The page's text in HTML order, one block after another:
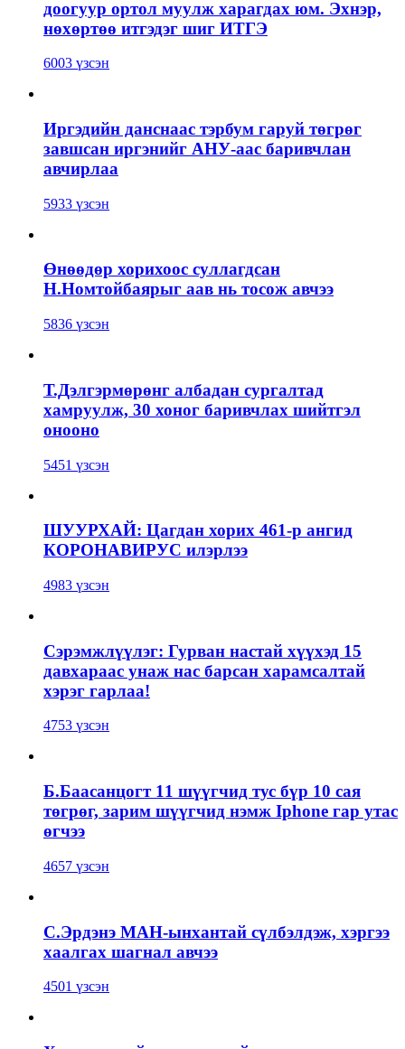
доогуур ортол муулж харагдах юм. Эхнэр,
нөхөртөө итгэдэг шиг ИТГЭ
6003 үзсэн
Иргэдийн данснаас тэрбум гаруй төгрөг
завшсан иргэнийг АНУ-аас баривчлан
авчирлаа
5933 үзсэн
Өнөөдөр хорихоос суллагдсан
Н.Номтойбаярыг аав нь тосож авчээ
5836 үзсэн
Т.Дэлгэрмөрөнг албадан сургалтад
хамруулж, 30 хоног баривчлах шийтгэл
онооно
5451 үзсэн
ШУУРХАЙ: Цагдан хорих 461-р ангид
КОРОНАВИРУС илэрлээ
4983 үзсэн
Сэрэмжлүүлэг: Гурван настай хүүхэд 15
давхараас унаж нас барсан харамсалтай
хэрэг гарлаа!
4753 үзсэн
Б.Баасанцогт 11 шүүгчид тус бүр 10 сая
төгрөг, зарим шүүгчид нэмж Iphone гар утас
өгчээ
4657 үзсэн
С.Эрдэнэ МАН-ынхантай сүлбэлдэж, хэргээ
хаалгах шагнал авчээ
4501 үзсэн